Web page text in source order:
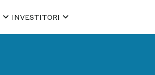
INVESTITORI